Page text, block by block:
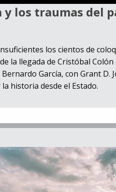
y los traumas del
los cientos de
la llegada de Cristóbal
García, con Grant D.
historia desde el Estado.